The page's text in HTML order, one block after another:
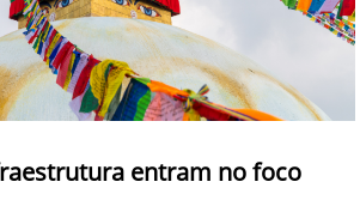
entram no foco